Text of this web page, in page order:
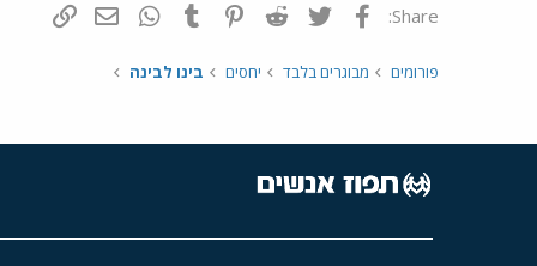
Share: פייסבוק Twitter
Reddit
Pinterest
Tumblr
WhatsAppדואר אלקטרוני
פורומים מבוגרים בלבד יחסים בינו לבינה